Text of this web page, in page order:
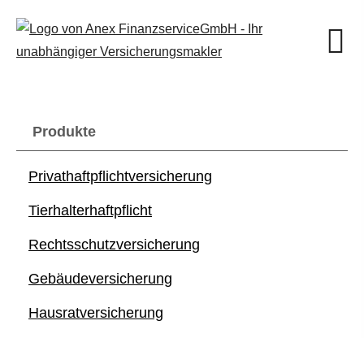
Produkte
Privathaftpflichtversicherung
Tierhalterhaftpflicht
Rechts­schutz­ver­si­che­rung
Ge­bäude­ver­si­che­rung
Haus­rat­ver­si­che­rung